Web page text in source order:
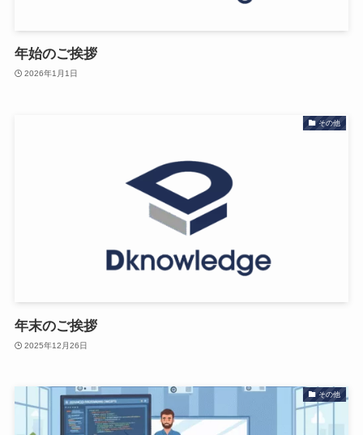
年始のご挨拶
2026年1月1日
その他
年末のご挨拶
2025年12月26日
その他